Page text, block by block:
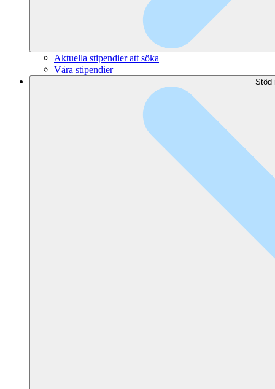
Aktuella stipendier att söka
Våra stipendier
Stöd